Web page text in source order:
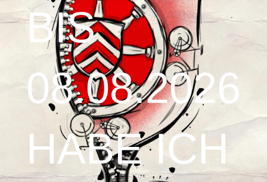
BIS
08.08.2026
HABE ICH